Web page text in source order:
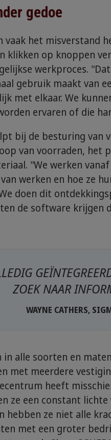
gedoe
het misverstand
klikken op knoppen
werkproces.
gebruik maakt van
met elkaar. We
ervaren of die
bij de besturing van
van voorraden, het
"We werken
werken en hoe ze
doen dit
de software krijgen
ZOEK NAAR
WAYNE CATHERS,
in alle soorten en
met meerdere
heeft
ze een constant
hebben ze niet alle
met een groter